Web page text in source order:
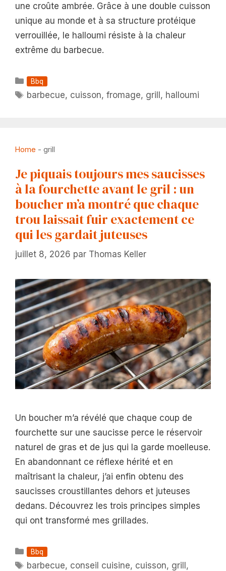
une croûte ambrée. Grâce à une double cuisson
unique au monde et à sa structure protéique
verrouillée, le halloumi résiste à la chaleur
extrême du barbecue.
Catégories
Bbq
Étiquettes
barbecue, cuisson,fromage, grill, halloumi
Home - grill
Je piquais toujours mes saucisses
à la fourchette avant le gril : un
boucher m’a montré que chaque
trou laissait fuir exactement ce
qui les gardait juteuses
juillet 8, 2026 par Thomas Keller
Un boucher m’a révélé que chaque coup de
fourchette sur une saucisse perce le réservoir
naturel de gras et de jus qui la garde moelleuse.
En abandonnant ce réflexe hérité et en
maîtrisant la chaleur, j’ai enfin obtenu des
saucisses croustillantes dehors et juteuses
dedans. Découvrez les trois principes simples
qui ont transformé mes grillades.
Catégories
Bbq
Étiquettes
barbecue, conseil cuisine, cuisson, grill,